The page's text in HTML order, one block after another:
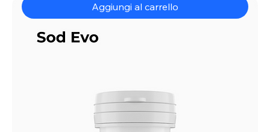
Aggiungi al carrello